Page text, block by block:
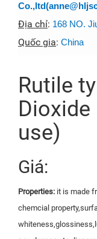
Địa chỉ: 168 NO.
Quốc gia: China
Rutile
Dioxide
use)
Giá:
Properties: it is made
chemcial